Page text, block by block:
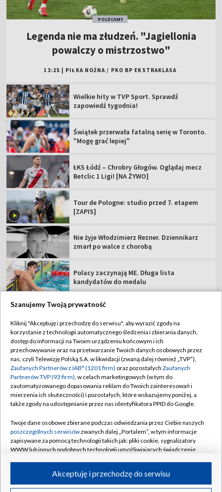
POLECAMY
Legenda nie ma złudzeń. "Jagiellonia
powalczy o mistrzostwo"
13:25 PIŁKA NOŻNA / PKO BP EKSTRAKLASA
Wielkie hity w TVP Sport. Sprawdź
zapowiedź tygodnia!
Świątek przerwała fatalną serię w Toronto.
"Mogę grać lepiej"
ŁKS Łódź – Chrobry Głogów. Oglądaj mecz
Betclic 1 Ligi! [NA ŻYWO]
Tour de Pologne: studio przed 7. etapem
[ZAPIS]
Nie żyje Włodzimierz Rezner. Dziennikarz
zmarł po walce z chorobą
Polacy zaczynają ME. Długa lista
kandydatów do medalu
TVP
Abonament TVP
Sklep TVP
Biuro Reklamy
Oferta Handlowa
Emisja w TVP
Rada Programowa
Ogłoszenia przetargowe
Akademia Telewizyjna
Regulamin TVP
Polityka prywatności
Moje zgody
Biuro reklamy
Kanały
©2026 Telewizja Polska Spółka Akcyjna w likwidacji
Szanujemy Twoją prywatność
Kliknij "Akceptuję i przechodzę do serwisu", aby wyrazić zgody na
korzystanie z technologii automatycznego śledzenia i zbierania danych,
dostęp do informacji na Twoim urządzeniu końcowym i ich
przechowywanie oraz na przetwarzanie Twoich danych osobowych przez
nas, czyli Telewizję Polską S.A. w likwidacji (zwaną dalej również „TVP”),
Zaufanych Partnerów z IAB* (1201 firm) oraz pozostałych Zaufanych
Partnerów TVP (93 firm), w celach marketingowych (w tym do
zautomatyzowanego dopasowania reklam do Twoich zainteresowań i
mierzenia ich skuteczności) i pozostałych, które wskazujemy poniżej, a
także zgody na udostępnianie przez nas identyfikatora PPID do Google.
Twoje dane osobowe zbierane podczas odwiedzania przez Ciebie naszych
poszczególnych serwisówzwanych dalej „Portalem”, w tym informacje
zapisywane za pomocą technologii takich jak: pliki cookie, sygnalizatory
WWW lub innych podobnych technologii umożliwiających świadczenie
ruchu w Internecie.Akceptuję i przechodzę do serwisu